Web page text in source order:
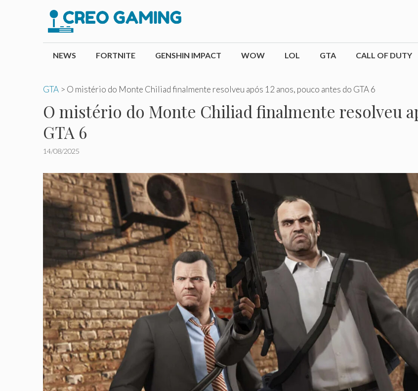
conteúdo
NEWS FORTNITE GENSHIN IMPACT WOW LOL GTA CALL OF DUTY
GTA > O mistério do Monte Chiliad finalmente resolveu após 12 anos, pouco antes do GTA 6
O mistério do Monte Chiliad finalmente resolveu
GTA 6
14/08/2025